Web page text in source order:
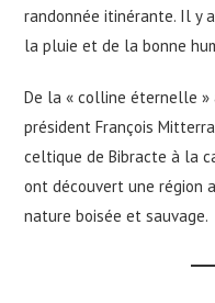
randonnée itinérante. Il y
la pluie et de la bonne
De la « colline éternelle »
président François
celtique de Bibracte à la
ont découvert une région
nature boisée et sauvage.